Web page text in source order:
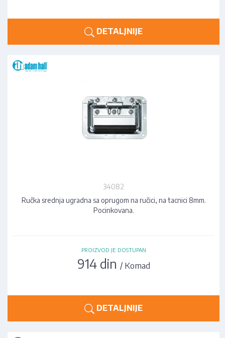
DETALJNIJE
34082
Ručka srednja ugradna sa oprugom na ručici, na tacnici 8mm.
Pocinkovana.
PROIZVOD JE DOSTUPAN
914 din / Komad
DETALJNIJE